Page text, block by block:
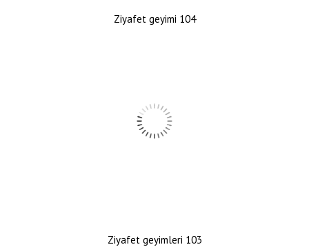
Ziyafet geyimi 104
Ziyafet geyimleri 103